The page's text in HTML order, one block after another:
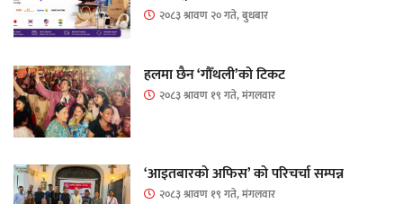
२०८३ श्रावण २० गते, बुधबार
हलमा छैन ‘गौँथली’को टिकट
२०८३ श्रावण १९ गते, मंगलवार
‘आइतबारको अफिस’ को परिचर्चा सम्पन्न
२०८३ श्रावण १९ गते, मंगलवार